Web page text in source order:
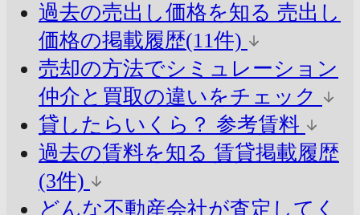
過去の売出し価格を知る 売出し
価格の掲載履歴(11件)
売却の方法でシミュレーション
仲介と買取の違いをチェック
貸したらいくら？ 参考賃料
過去の賃料を知る 賃貸掲載履歴
(3件)
どんな不動産会社が査定してく